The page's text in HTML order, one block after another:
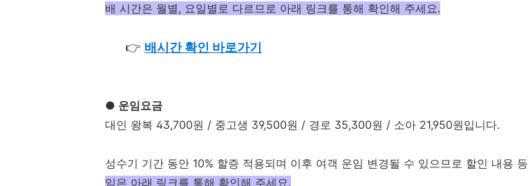
배 시간은 월별, 요일별로 다르므로 아래 링크를 통해 확인해 주세요.
👉 배시간 확인 바로가기
● 운임요금
대인 왕복 43,700원 / 중고생 39,500원 / 경로 35,300원 / 소아 21,950원입니다.
성수기 기간 동안 10% 할증 적용되며 이후 여객 운임 변경될 수 있으므로 할인 내용 등
임은 아래 링크를 통해 확인해 주세요.